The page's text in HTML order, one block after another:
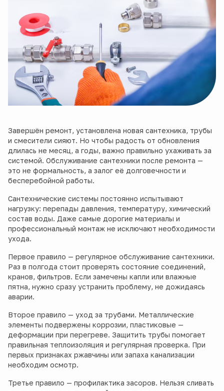
Завершён ремонт, установлена новая сантехника, трубы
и смесители сияют. Но чтобы радость от обновления
длилась не месяц, а годы, важно правильно ухаживать за
системой. Обслуживание сантехники после ремонта —
это не формальность, а залог её долговечности и
бесперебойной работы.
Сантехнические системы постоянно испытывают
нагрузку: перепады давления, температуру, химический
состав воды. Даже самые дорогие материалы и
профессиональный монтаж не исключают необходимости
ухода.
Первое правило — регулярное обслуживание сантехники.
Раз в полгода стоит проверять состояние соединений,
кранов, фильтров. Если замечены капли или влажные
пятна, нужно сразу устранить проблему, не дожидаясь
аварии.
Второе правило — уход за трубами. Металлические
элементы подвержены коррозии, пластиковые —
деформации при перегреве. Защитить трубы помогает
правильная теплоизоляция и регулярная проверка. При
первых признаках ржавчины или запаха канализации
необходим осмотр.
Третье правило — профилактика засоров. Нельзя сливать